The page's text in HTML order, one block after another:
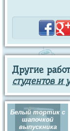
Другие
студентов и
Белый тортик с
шапочкой
выпускника